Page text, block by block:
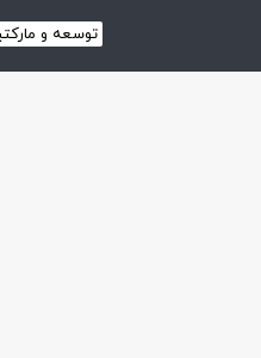
توسعه و